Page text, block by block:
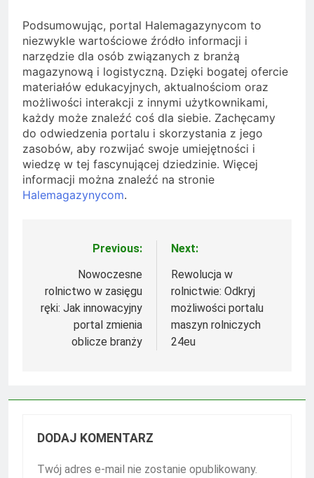
Podsumowując, portal Halemagazynycom to
niezwykle wartościowe źródło informacji i
narzędzie dla osób związanych z branżą
magazynową i logistyczną. Dzięki bogatej ofercie
materiałów edukacyjnych, aktualnościom oraz
możliwości interakcji z innymi użytkownikami,
każdy może znaleźć coś dla siebie. Zachęcamy
do odwiedzenia portalu i skorzystania z jego
zasobów, aby rozwijać swoje umiejętności i
wiedzę w tej fascynującej dziedzinie. Więcej
informacji można znaleźć na stronie
Halemagazynycom.
Nawigacja
wpisu
Previous:
Nowoczesne
rolnictwo w zasięgu
ręki: Jak innowacyjny
portal zmienia
oblicze branży
Next:
Rewolucja w
rolnictwie: Odkryj
możliwości portalu
maszyn rolniczych
24eu
DODAJ KOMENTARZ
Twój adres e-mail nie zostanie opublikowany.